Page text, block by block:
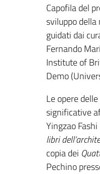
Capofila del
sviluppo
guidati dai
Fernando
Institute of
Demo
Le opere
significative
Yingzao Fashi
libri
copia dei
Pechino